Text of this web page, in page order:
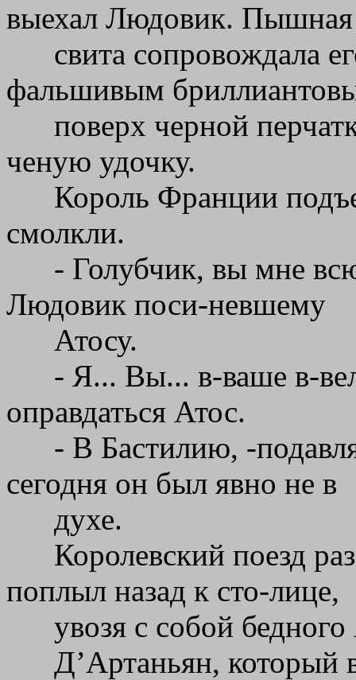
выехал Людовик. Пышная
свита сопровождала
фальшивым
поверх черной
ченую удочку.
Король Франции
смолкли.
- Голубчик, вы мне
Людовик поси-невшему
Атосу.
- Я... Вы... в-ваше в-
оправдаться Атос.
- В Бастилию, -
сегодня он был явно не в
духе.
Королевский поезд
поплыл назад к сто-лице,
увозя с собой
Д’Артаньян, который